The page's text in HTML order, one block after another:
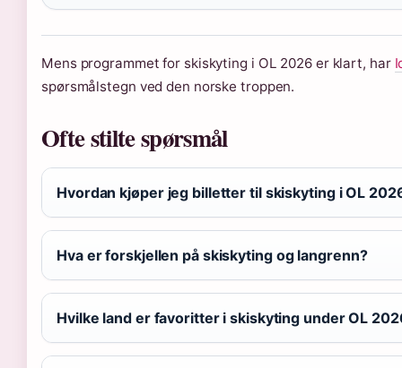
Mens programmet for skiskyting i OL 2026 er klart, har
spørsmålstegn ved den norske troppen.
Ofte stilte spørsmål
Hvordan kjøper jeg billetter til skiskyting i OL
Hva er forskjellen på skiskyting og langrenn?
Hvilke land er favoritter i skiskyting under OL